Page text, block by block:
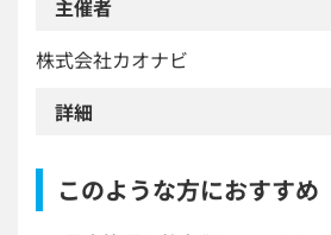
主催者
株式会社カオナビ
詳細
このような方におすすめ